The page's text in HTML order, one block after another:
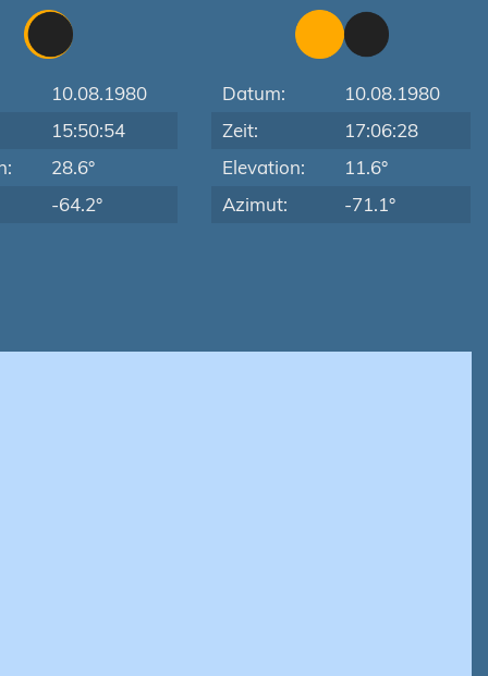
10.08.1980
15:50:54
28.6°
-64.2°
Datum:
10.08.1980
Zeit:
17:06:28
Elevation:
11.6°
Azimut:
-71.1°